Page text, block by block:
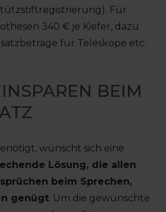
Für
340 € je Kiefer, dazu
für Teleskope etc.
BEIM
wünscht sich eine
Lösung, die allen
beim Sprechen,
genügt. Um die gewünschte